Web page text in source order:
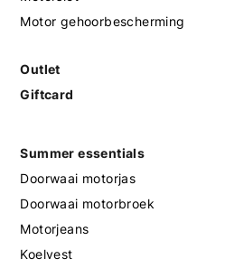
Motor gehoorbescherming
Outlet
Giftcard
Summer essentials
Doorwaai motorjas
Doorwaai motorbroek
Motorjeans
Koelvest